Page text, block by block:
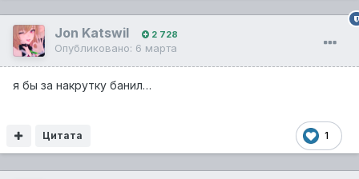
Jon Katswil 2 728
Опубликовано: 6 марта
я бы за накрутку банил…
1
Цитата